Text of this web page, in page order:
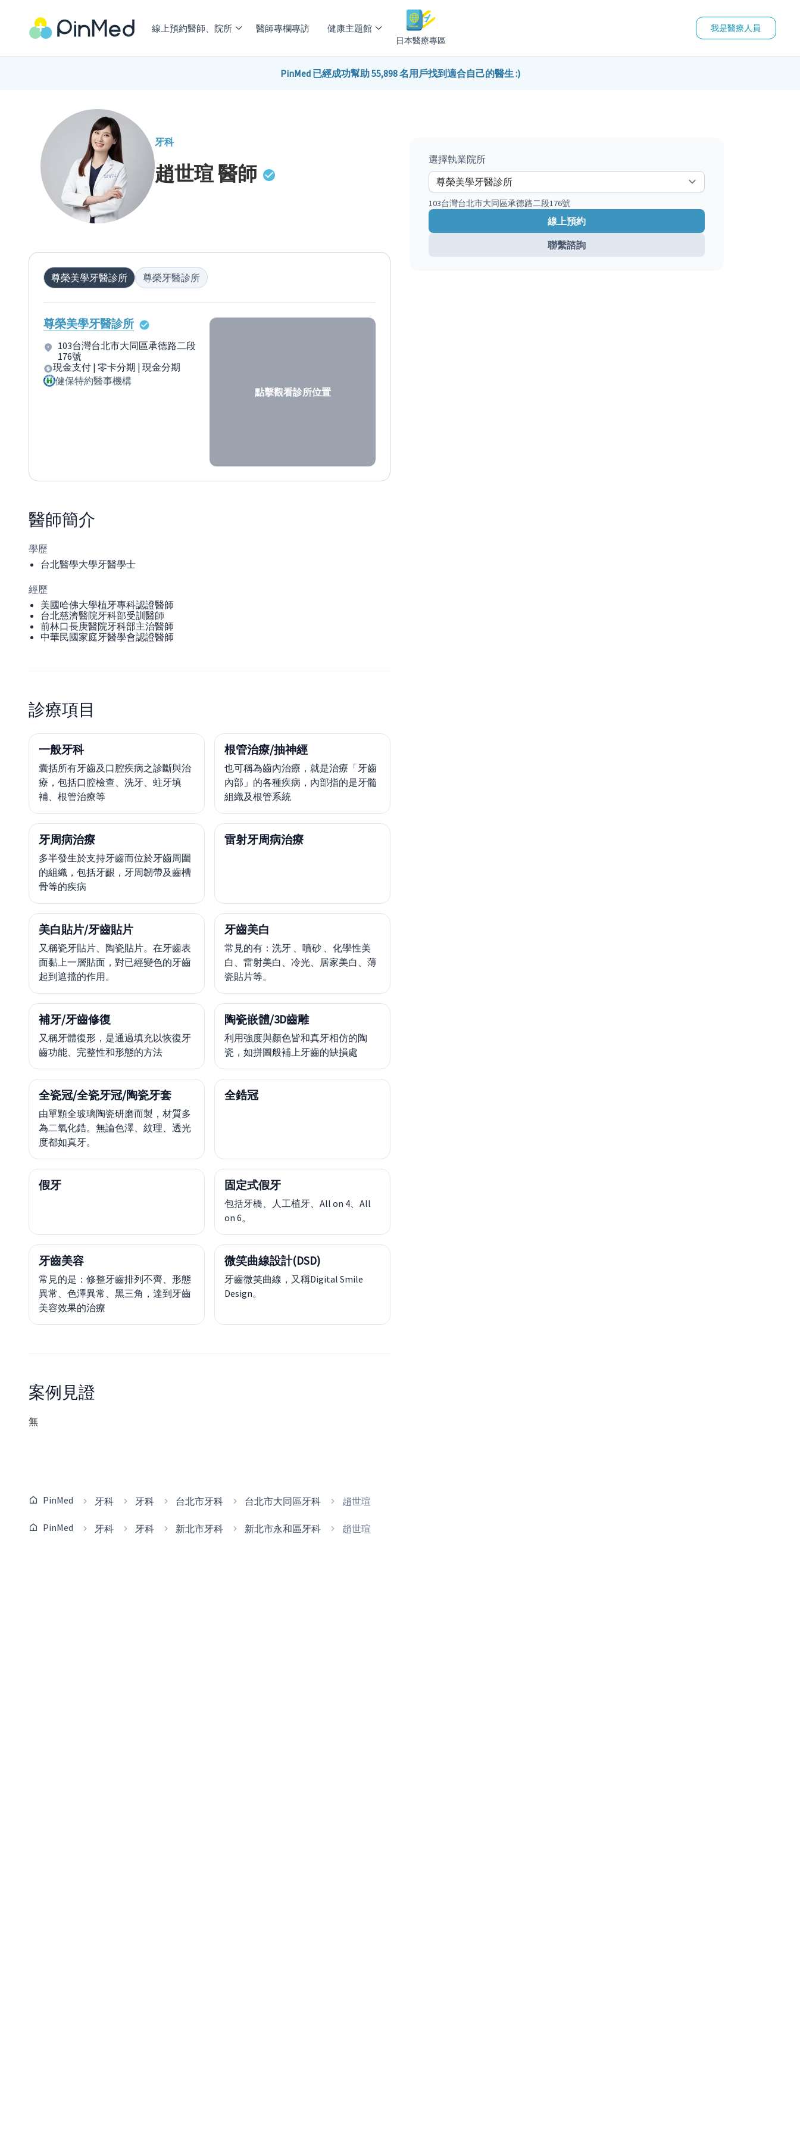
線上預約醫師、院所 醫師專欄專訪 健康主題館
日本醫療專區
我是醫療人員
PinMed 已經成功幫助 55,898 名用戶找到適合自己的醫生 :)
牙科
趙世瑄醫師
尊榮美學牙醫診所 尊榮牙醫診所
尊榮美學牙醫診所
103台灣台北市大同區承德路二段
176號
現金支付 | 零卡分期 | 現金分期
健保特約醫事機構
點擊觀看診所位置
醫師簡介
學歷
台北醫學大學牙醫學士
經歷
美國哈佛大學植牙專科認證醫師
台北慈濟醫院牙科部受訓醫師
前林口長庚醫院牙科部主治醫師
中華民國家庭牙醫學會認證醫師
診療項目
一般牙科
囊括所有牙齒及口腔疾病之診斷與治
療，包括口腔檢查、洗牙、蛀牙填
補、根管治療等
根管治療/抽神經
也可稱為齒內治療，就是治療「牙齒
內部」的各種疾病，內部指的是牙髓
組織及根管系統
牙周病治療
多半發生於支持牙齒而位於牙齒周圍
的組織，包括牙齦，牙周韌帶及齒槽
骨等的疾病
雷射牙周病治療
美白貼片/牙齒貼片
又稱瓷牙貼片、陶瓷貼片。在牙齒表
面黏上一層貼面，對已經變色的牙齒
起到遮擋的作用。
牙齒美白
常見的有：洗牙 、噴砂 、化學性美
白、雷射美白、冷光、居家美白、薄
瓷貼片等。
補牙/牙齒修復
又稱牙體復形，是通過填充以恢復牙
齒功能、完整性和形態的方法
陶瓷嵌體/3D齒雕
利用強度與顏色皆和真牙相仿的陶
瓷，如拼圖般補上牙齒的缺損處
全瓷冠/全瓷牙冠/陶瓷牙套
由單顆全玻璃陶瓷研磨而製，材質多
為二氧化鋯。無論色澤、紋理、透光
度都如真牙。
全鋯冠
假牙 固定式假牙
包括牙橋、人工植牙、All on 4、All
on 6。
牙齒美容
常見的是：修整牙齒排列不齊、形態
異常、色澤異常、黑三角，達到牙齒
美容效果的治療
微笑曲線設計(DSD)
牙齒微笑曲線，又稱Digital Smile
Design。
案例見證
無
PinMed 牙科 牙科 台北市牙科 台北市大同區牙科 趙世瑄
PinMed 牙科 牙科 新北市牙科 新北市永和區牙科 趙世瑄
選擇執業院所
103台灣台北市大同區承德路二段176號
線上預約
聯繫諮詢